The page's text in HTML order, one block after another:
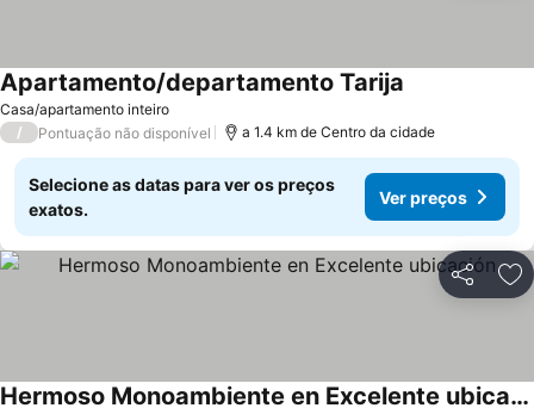
Casa/apartamento inteiro
Apartamento/departamento Tarija
/ Pontuação não disponível a 1.4 km de Centro da cidade
Selecione as datas para ver os preços
exatos.
Ver preços
Partilhar
Hermoso Monoambiente en Excelente ubicación